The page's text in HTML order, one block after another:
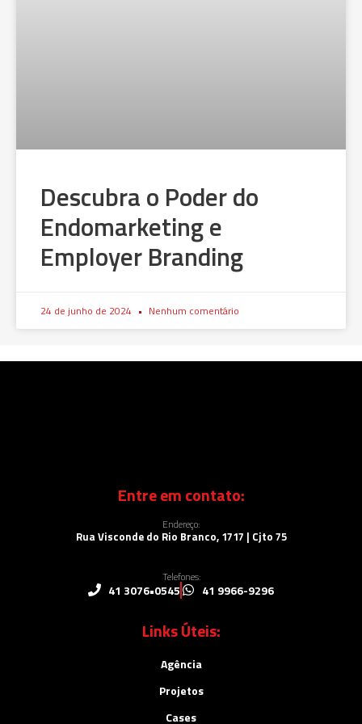
Descubra o Poder do
Endomarketing e
Employer Branding
24 de junho de 2024 Nenhum comentário
Entre em contato:
Endereço:
Rua Visconde do Rio Branco, 1717 | Cjto 75
Telefones:
41 3076•0545 41 9966-9296
Links Úteis:
Agência
Projetos
Cases